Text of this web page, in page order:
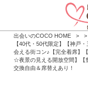
出会いのCOCO HOME >
>
【40代・50代限定】【神戸
会える街コン♪【完全着席】
☆夜景の見える開放空間】【
交換自由＆席替えあり！